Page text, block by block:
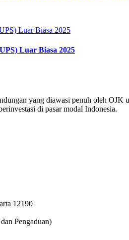
Luar Biasa 2025
yang diawasi penuh oleh
di pasar modal Indonesia.
12190
Pengaduan)